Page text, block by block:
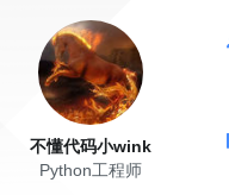
不懂代码小wink
Python工程师